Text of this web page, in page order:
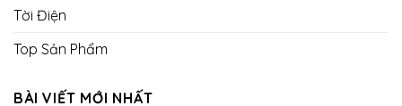
Tời Điện
Top Sản Phẩm
BÀI VIẾT MỚI NHẤT